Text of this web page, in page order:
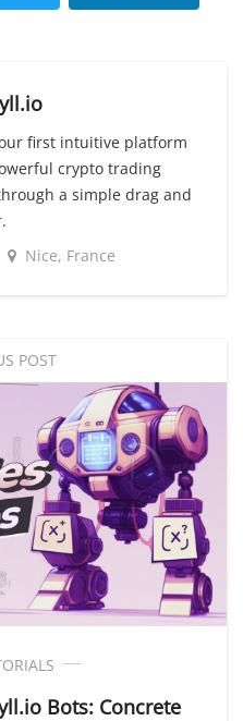
first intuitive platform
crypto trading
a simple drag and
Nice, France
POST
Bots: Concrete